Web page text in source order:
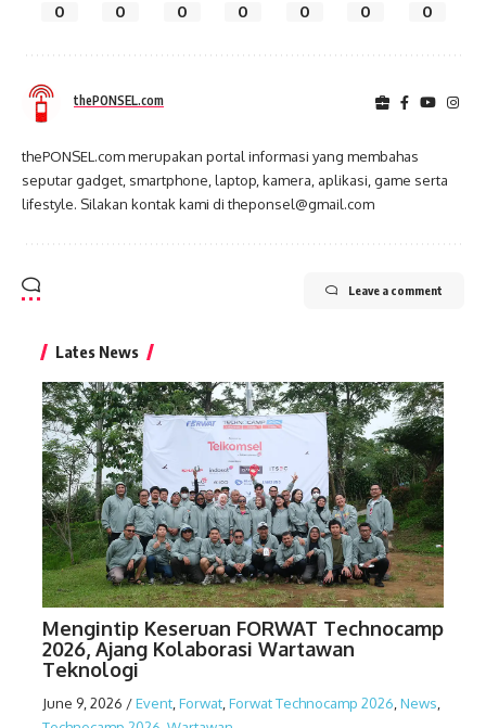
0 0 0 0 0 0 0
thePONSEL.com
thePONSEL.com merupakan portal informasi yang membahas
seputar gadget, smartphone, laptop, kamera, aplikasi, game serta
lifestyle. Silakan kontak kami di theponsel@gmail.com
Leave a comment
Lates News
Mengintip Keseruan FORWAT Technocamp
2026, Ajang Kolaborasi Wartawan
Teknologi
June 9, 2026 /Event,Forwat,Forwat Technocamp 2026,News,